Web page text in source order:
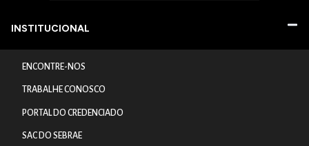
INSTITUCIONAL
ENCONTRE-NOS
TRABALHE CONOSCO
PORTAL DO CREDENCIADO
SAC DO SEBRAE